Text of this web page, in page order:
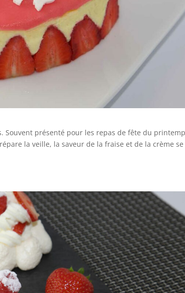
Souvent présenté pour les repas de fête du
la veille, la saveur de la fraise et de la crème se